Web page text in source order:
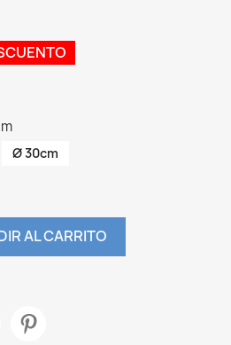
Ø 30cm
AL CARRITO